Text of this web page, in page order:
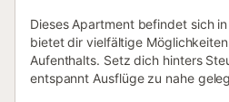
Dieses Apartment befindet sich
bietet dir vielfältige
Aufenthalts. Setz dich hinters
entspannt Ausflüge zu nahe